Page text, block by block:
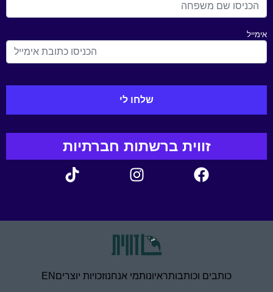
אימייל
זווית ברשתות חברתיות
כותבים וכותבותראיונותמי אנחנוזכויות יוצרים EN